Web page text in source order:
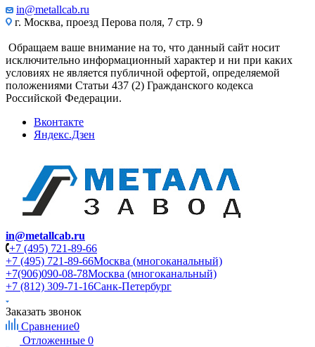
in@metallcab.ru
г. Москва, проезд Перова поля, 7 стр. 9
Обращаем ваше внимание на то, что данный сайт носит
исключительно информационный характер и ни при каких
условиях не является публичной офертой, определяемой
положениями Статьи 437 (2) Гражданского кодекса
Российской Федерации.
Вконтакте
Яндекс.Дзен
in@metallcab.ru
+7 (495) 721-89-66
+7 (495) 721-89-66Москва (многоканальный)
+7(906)090-08-78Москва (многоканальный)
+7 (812) 309-71-16Санк-Петербург
Заказать звонок
Сравнение0
Отложенные 0